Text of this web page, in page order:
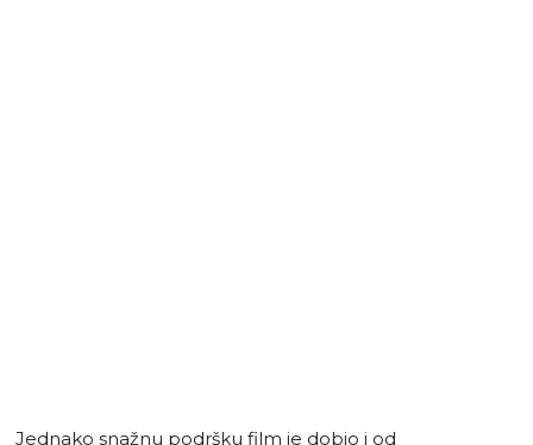
Jednako snažnu podršku film je dobio i od